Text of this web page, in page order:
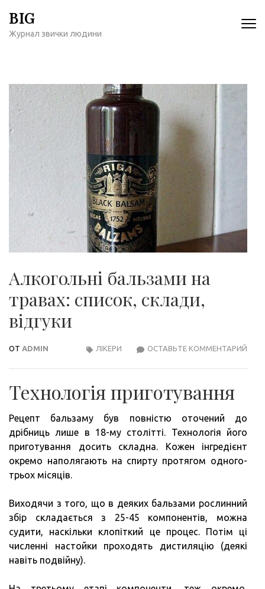
содержимому
BIG
Журнал звички людини
Алкогольні бальзами на
травах: список, склади,
відгуки
ОТ ADMIN ОСТАВЬТЕ КОММЕНТАРИЙ
ЛІКЕРИ
Технологія приготування
Рецепт бальзаму був повністю оточений до
дрібниць лише в 18-му столітті. Технологія його
приготування досить складна. Кожен інгредієнт
окремо наполягають на спирту протягом одного-
трьох місяців.
Виходячи з того, що в деяких бальзами рослинний
збір складається з 25-45 компонентів, можна
судити, наскільки клопіткий це процес. Потім ці
численні настойки проходять дистиляцію (деякі
навіть подвійну).